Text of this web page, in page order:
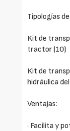
Tipologías
Kit de
tractor (10)
Kit de
hidráulica
Ventajas:
· Facilita y